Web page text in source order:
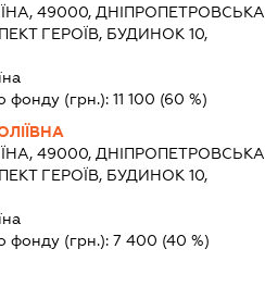
49000, ДНІПРОПЕТРОВСЬКА
ГЕРОЇВ, БУДИНОК 10,
фонду (грн.):11 100 (60 %)
49000, ДНІПРОПЕТРОВСЬКА
ГЕРОЇВ, БУДИНОК 10,
фонду (грн.):7 400 (40 %)